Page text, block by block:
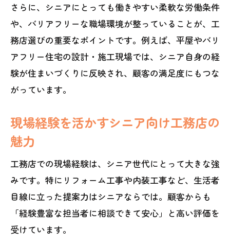
工務店現場で役立つシニアのスキル活用
術
リフォーム現場で生かせるシニアの知識
とは
多様な役割で活躍できる工務店の仕事例
工務店でシニアが担うアドバイザーの役
工務店が手掛けるバリアフリー住宅の魅
シニアに最適なバリアフリーリフォーム
のポイント
さらに、シニアにとっても働きやすい柔軟な労働条件
や、バリアフリーな職場環境が整っていることが、工
務店選びの重要なポイントです。例えば、平屋やバリ
アフリー住宅の設計・施工現場では、シニア自身の経
験が住まいづくりに反映され、顧客の満足度にもつな
がっています。
現場経験を活かすシニア向け工務店の
魅力
工務店での現場経験は、シニア世代にとって大きな強
みです。特にリフォーム工事や内装工事など、生活者
目線に立った提案力はシニアならでは。顧客からも
「経験豊富な担当者に相談できて安心」と高い評価を
受けています。